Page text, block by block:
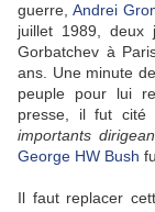
guerre, Andrei
juillet 1989, deux
Gorbatchev à
ans. Une minute
peuple pour lui
presse, il fut cité
importants
George HW Bush
Il faut replacer